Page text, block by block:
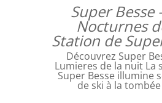
Super Besse
Nocturnes
Station de
Découvrez Super
Lumieres de la nuit La
Super Besse illumine
de ski à la